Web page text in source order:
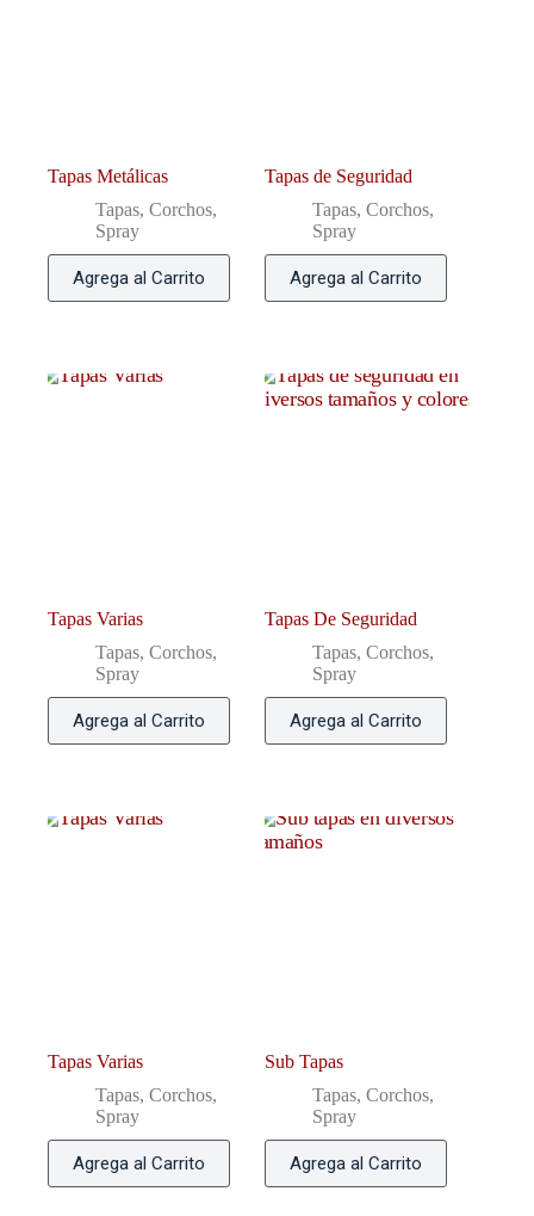
Tapas Metálicas
Tapas, Corchos,
Spray
Agrega al Carrito
Tapas de Seguridad
Tapas, Corchos,
Spray
Agrega al Carrito
Tapas Varias
Tapas, Corchos,
Spray
Agrega al Carrito
Tapas De Seguridad
Tapas, Corchos,
Spray
Agrega al Carrito
Tapas Varias
Tapas, Corchos,
Spray
Agrega al Carrito
Sub Tapas
Tapas, Corchos,
Spray
Agrega al Carrito